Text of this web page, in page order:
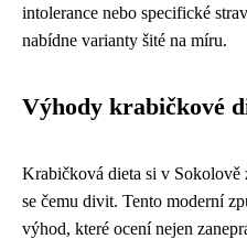
intolerance nebo specifické
nabídne varianty šité na míru.
Výhody krabičkové
Krabičková dieta si v Sokolově
se čemu divit. Tento moderní
výhod, které ocení nejen